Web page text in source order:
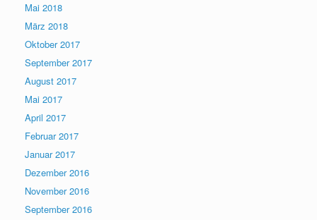
Mai 2018
März 2018
Oktober 2017
September 2017
August 2017
Mai 2017
April 2017
Februar 2017
Januar 2017
Dezember 2016
November 2016
September 2016